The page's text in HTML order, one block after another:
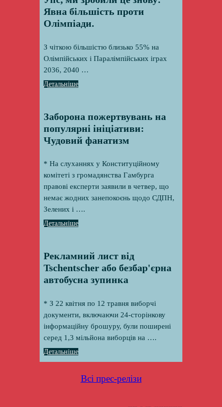
Явна більшість проти
Олімпіади.
З чіткою більшістю близько 55% на
Олімпійських і Паралімпійських іграх
2036, 2040 …
Детальніше
Заборона пожертвувань на
популярні ініціативи:
Чудовий фанатизм
* На слуханнях у Конституційному
комітеті з громадянства Гамбурга
правові експерти заявили в четвер, що
немає жодних занепокоєнь щодо СДПН,
Зелених і ….
Детальніше
Рекламний лист від
Tschentscher або безбар'єрна
автобусна зупинка
* З 22 квітня по 12 травня виборчі
документи, включаючи 24-сторінкову
інформаційну брошуру, були поширені
серед 1,3 мільйона виборців на ….
Детальніше
Всі прес-релізи